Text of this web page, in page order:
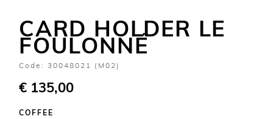
CARD HOLDER LE
FOULONNÉ
Code: 30048021 (M02)
€ 135,00
COFFEE